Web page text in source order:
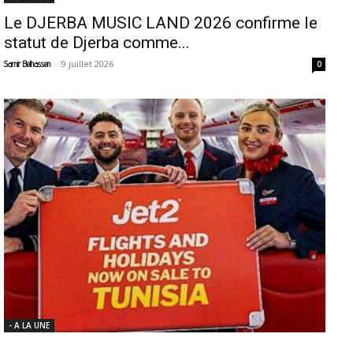
Le DJERBA MUSIC LAND 2026 confirme le
statut de Djerba comme...
Samir Belhassen - 9 juillet 2026 0
- A LA UNE